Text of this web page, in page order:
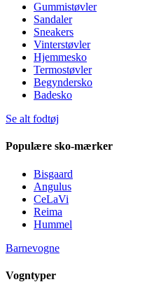
Gummistøvler
Sandaler
Sneakers
Vinterstøvler
Hjemmesko
Termostøvler
Begyndersko
Badesko
Se alt fodtøj
Populære sko-mærker
Bisgaard
Angulus
CeLaVi
Reima
Hummel
Barnevogne
Vogntyper